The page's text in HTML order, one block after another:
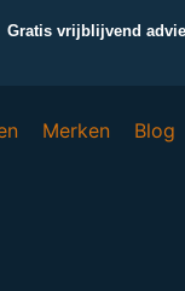
Gratis vrijblijvend
Merken Blog